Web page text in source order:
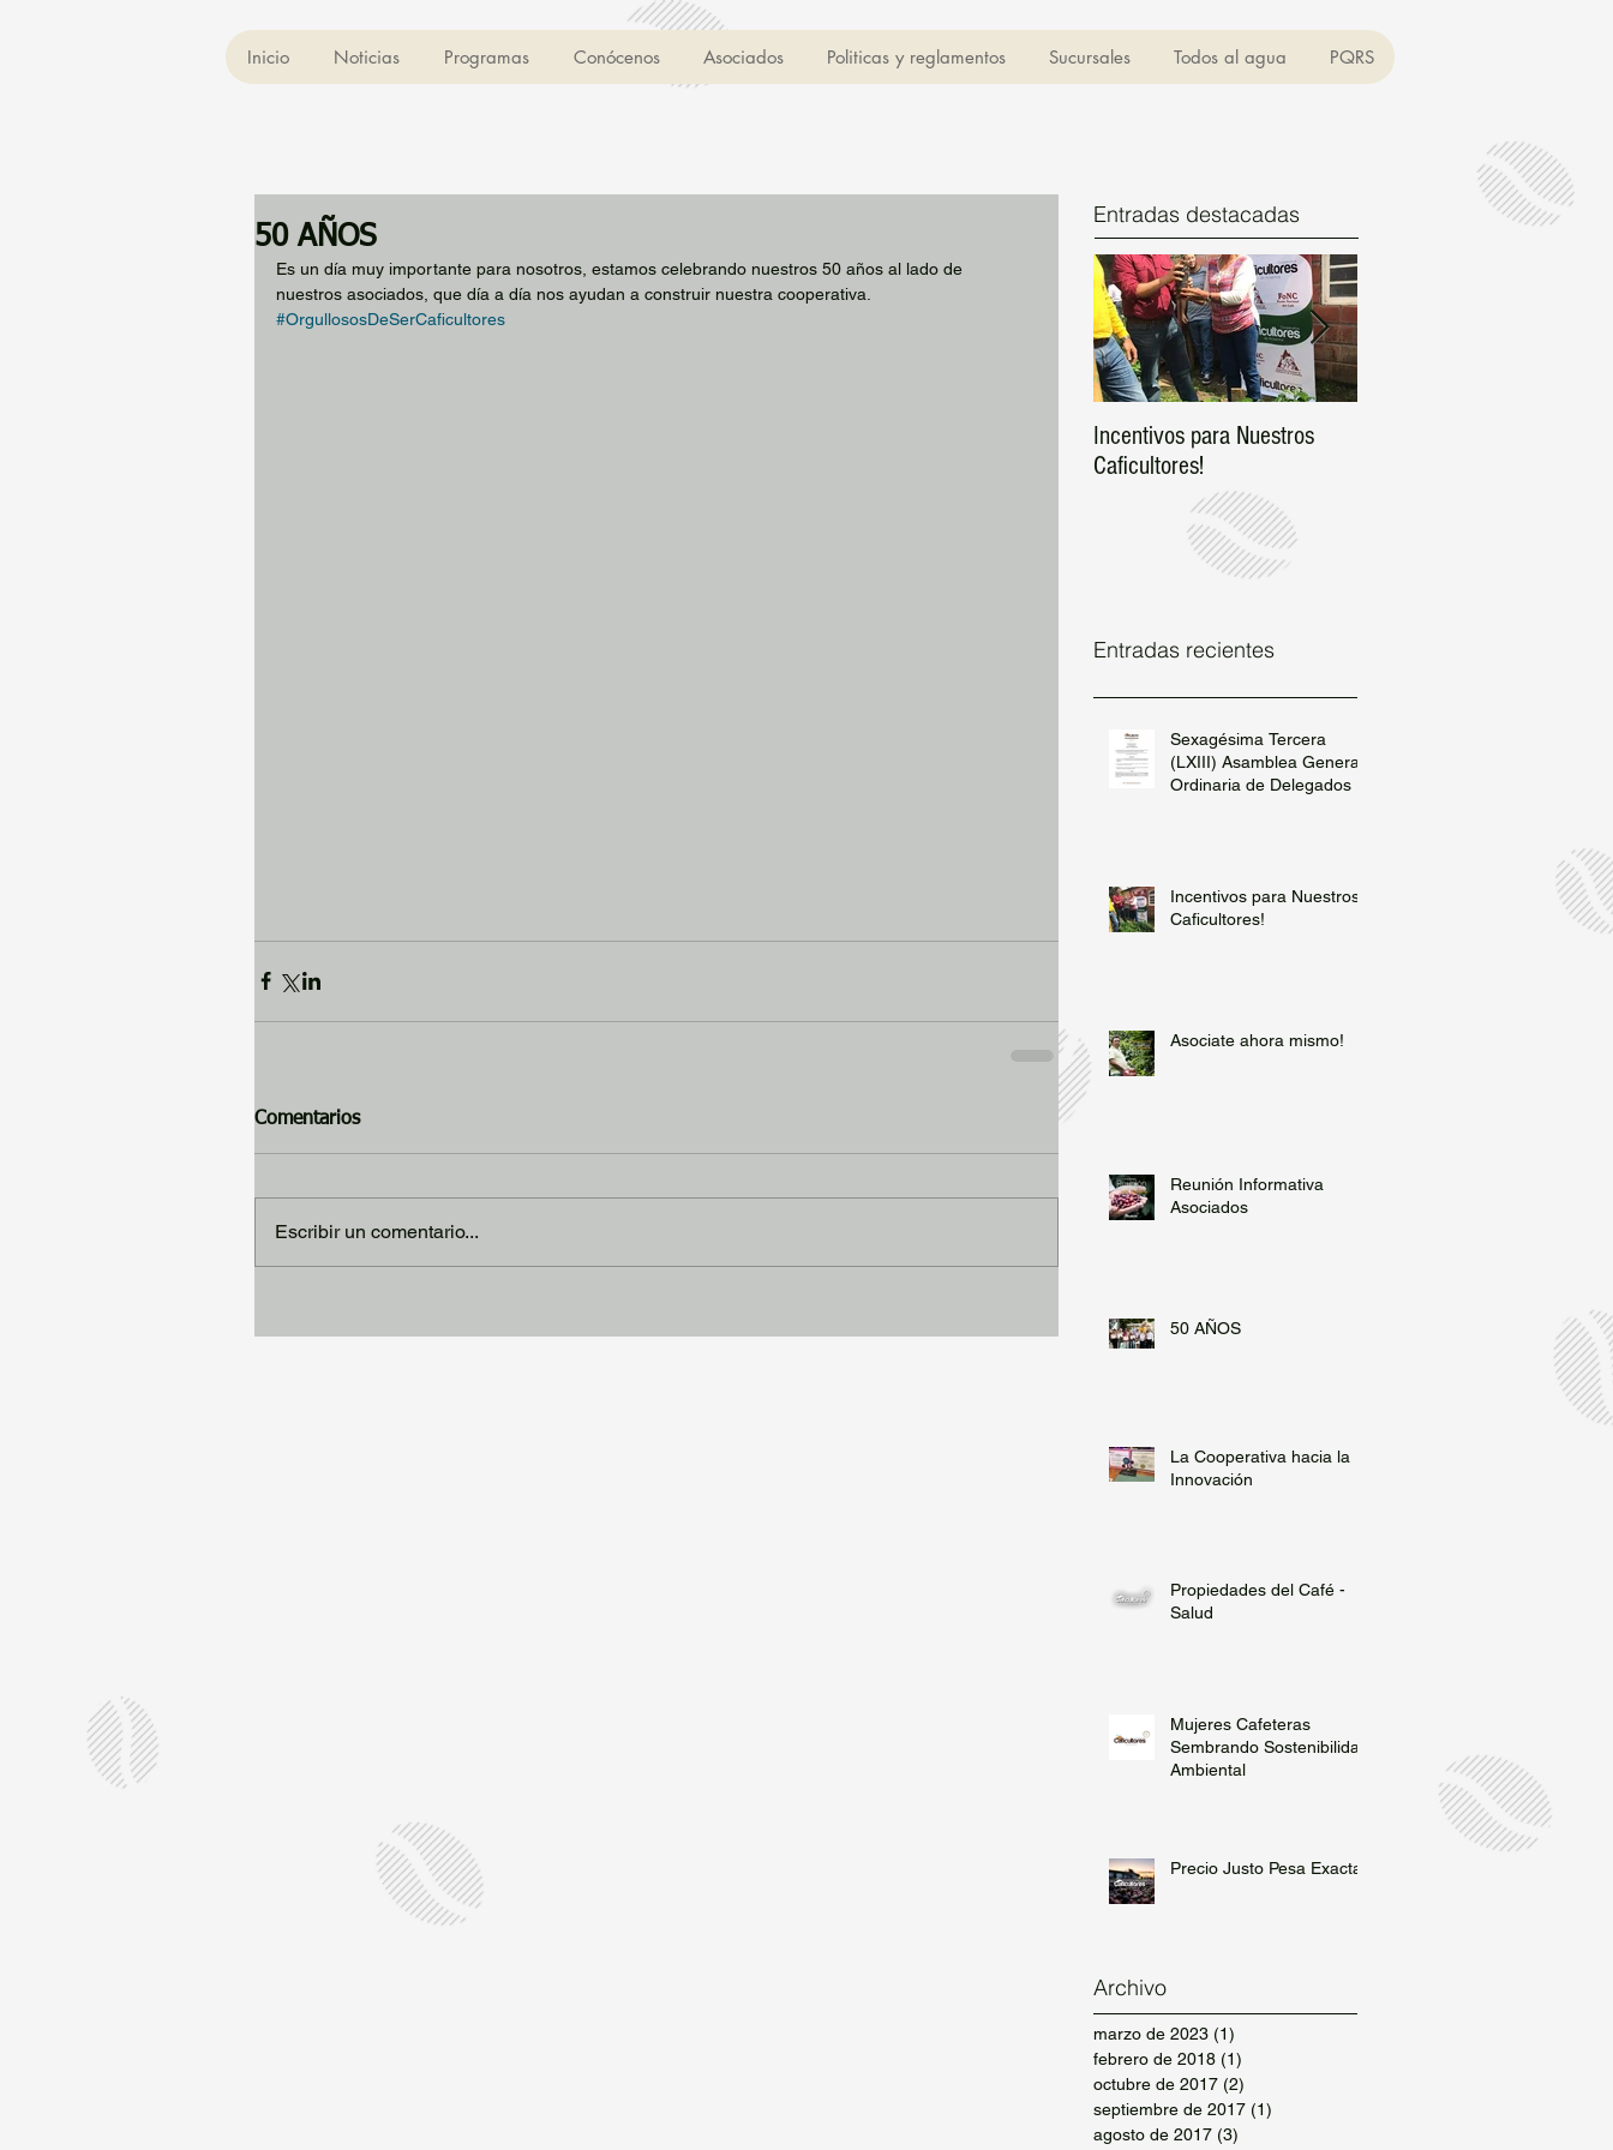
Inicio Noticias Programas Conócenos Asociados Politicas y reglamentos Sucursales Todos al agua PQRS
50 AÑOS
Es un día muy importante para nosotros, estamos celebrando nuestros 50 años al lado de
nuestros asociados, que día a día nos ayudan a construir nuestra cooperativa.
#OrgullososDeSerCaficultores
Comentarios
Escribir un comentario...
Entradas destacadas
Incentivos para Nuestros
Caficultores!
Entradas recientes
Sexagésima Tercera
(LXIII) Asamblea General
Ordinaria de Delegados
Incentivos para Nuestros
Caficultores!
Asociate ahora mismo!
Reunión Informativa
Asociados
50 AÑOS
La Cooperativa hacia la
Innovación
Propiedades del Café -
Salud
Mujeres Cafeteras
Sembrando Sostenibilidad
Ambiental
Precio Justo Pesa Exacta
Archivo
marzo de 2023 (1)
febrero de 2018 (1)
octubre de 2017 (2)
septiembre de 2017 (1)
agosto de 2017 (3)